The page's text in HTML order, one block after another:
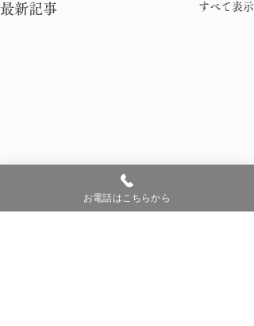
最新記事 すべて表示
お電話はこちらから